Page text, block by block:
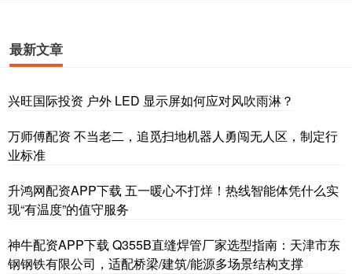
最新文章
兴旺国际投资 户外 LED 显示屏如何应对风吹雨淋？
万师傅配资 不当老二，追觅扫地机器人勇闯无人区，制定行
业标准
升鸿网配资APP下载 五一暖心不打烊！热线智能体凭什么实
现“有温度”的值守服务
神牛配资APP下载 Q355B直缝焊管厂家选型指南：天津市东
钢钢铁有限公司，适配桥梁/建筑/能源多场景结构支撑